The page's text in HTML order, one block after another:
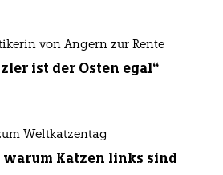
von Angern zur Rente
ist der Osten egal“
Weltkatzentag
warum Katzen links sind